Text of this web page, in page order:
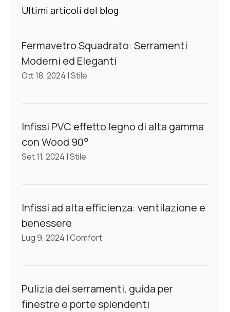
Ultimi articoli del blog
Fermavetro Squadrato: Serramenti
Moderni ed Eleganti
Ott 18, 2024 |Stile
Infissi PVC effetto legno di alta gamma
con Wood 90°
Set 11, 2024 |Stile
Infissi ad alta efficienza: ventilazione e
benessere
Lug 9, 2024 |Comfort
Pulizia dei serramenti, guida per
finestre e porte splendenti